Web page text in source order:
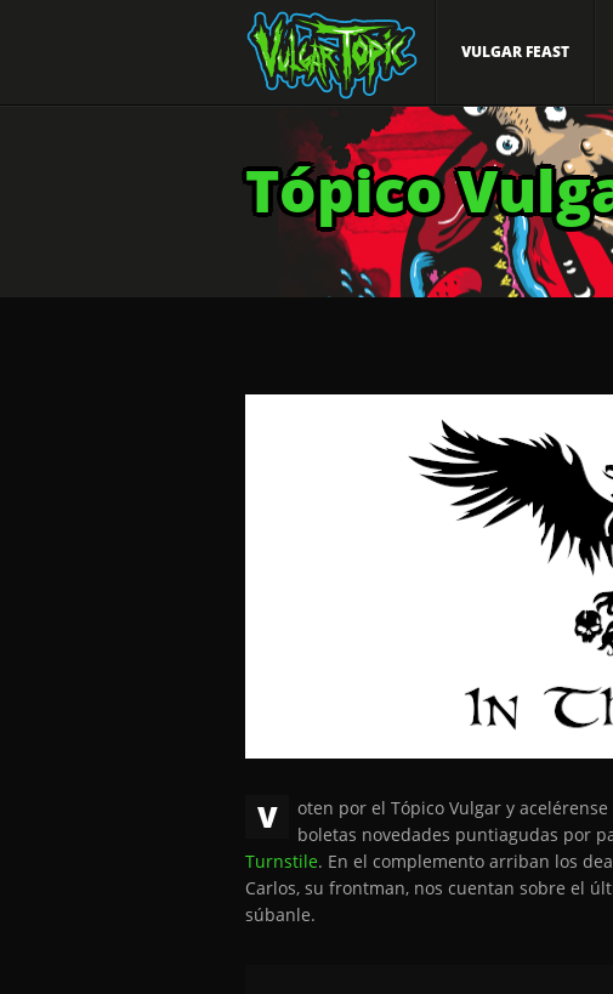
VULGAR FEAST
Tópico
V
oten por el Tópico Vulgar y
boletas novedades puntiagudas por
Turnstile. En el complemento arriban los
Carlos, su frontman, nos cuentan sobre el
súbanle.